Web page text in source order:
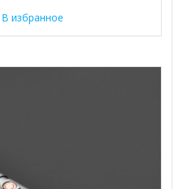
несколько
В избранное